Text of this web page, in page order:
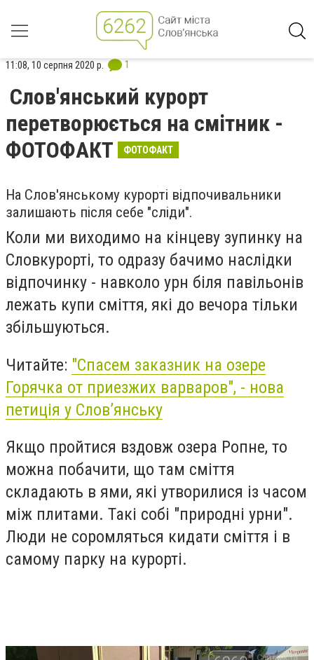
11:08, 10 серпня 2020 р. 1
Слов'янський курорт
перетворюється на смітник -
ФОТОФАКТ
ФОТОФАКТ
На Слов'янському курорті відпочивальники
залишають після себе "сліди".
Коли ми виходимо на кінцеву зупинку на
Словкурорті, то одразу бачимо наслідки
відпочинку - навколо урн біля павільонів
лежать купи сміття, які до вечора тільки
збільшуються.
Читайте: "Спасем заказник на озере
Горячка от приезжих варваров", - нова
петиція у Слов’янську
Якщо пройтися вздовж озера Ропне, то
можна побачити, що там сміття
складають в ями, які утворилися із часом
між плитами. Такі собі "природні урни".
Люди не соромляться кидати сміття і в
самому парку на курорті.